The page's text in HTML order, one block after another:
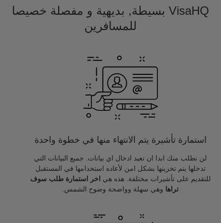
VisaHQ بسيطة, بديهية و مفصلة خصيصا
للمسافرين
استمارة تأشيرة يتم الانتهاء منها في خطوة واحدة
لن نطلب منك ابدا ان تعيد ادخال اي بيانات. جميع البيانات التي
تدخلها يتم تخزينها بشكل امن لأعاده استخدامها في المستقبل
للتقديم على تأشيرات مختلفة. هذه هي
اخر استمارة طلب سوف
تراها وهي سهلة وواضحة وضوح الشمس.